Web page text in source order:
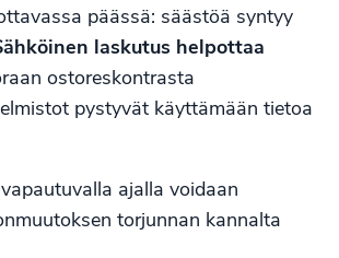
päässä: säästöä syntyy
laskutus helpottaa
ostoreskontrasta
pystyvät käyttämään tietoa
ajalla voidaan
torjunnan kannalta